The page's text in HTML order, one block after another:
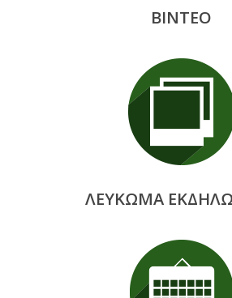
ΒΙΝΤΕΟ
ΛΕΥΚΩΜΑ